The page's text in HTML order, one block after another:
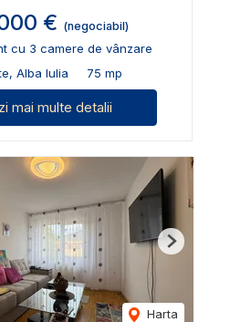
€ (negociabil)
cu 3 camere de vânzare
Alba Iulia
75 mp
mai multe detalii
Harta
Next